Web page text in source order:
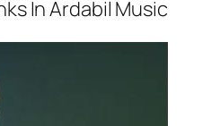
In Ardabil Music